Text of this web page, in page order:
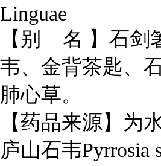
Linguae
【别 名 】石剑
韦、金背茶匙、
肺心草。
【药品来源】为
庐山石韦Pyrrosia